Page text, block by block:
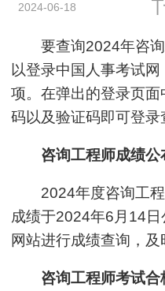
2024-06-18
要查询2024年咨
以登录中国人事考试网
项。在弹出的登录页
码以及验证码即可登录
咨询工程师成绩公
2024年度咨询工
成绩于2024年6月14
网站进行成绩查询，及
咨询工程师考试